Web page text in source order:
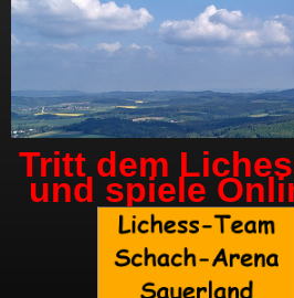
Tritt dem
und spiele